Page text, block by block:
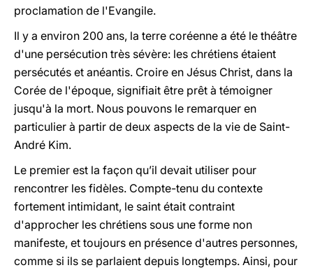
proclamation de l'Evangile.
Il y a environ 200 ans, la terre coréenne a été le théâtre
d'une persécution très sévère: les chrétiens étaient
persécutés et anéantis. Croire en Jésus Christ, dans la
Corée de l'époque, signifiait être prêt à témoigner
jusqu'à la mort. Nous pouvons le remarquer en
particulier à partir de deux aspects de la vie de Saint-
André Kim.
Le premier est la façon qu’il devait utiliser pour
rencontrer les fidèles. Compte-tenu du contexte
fortement intimidant, le saint était contraint
d'approcher les chrétiens sous une forme non
manifeste, et toujours en présence d'autres personnes,
comme si ils se parlaient depuis longtemps. Ainsi, pour